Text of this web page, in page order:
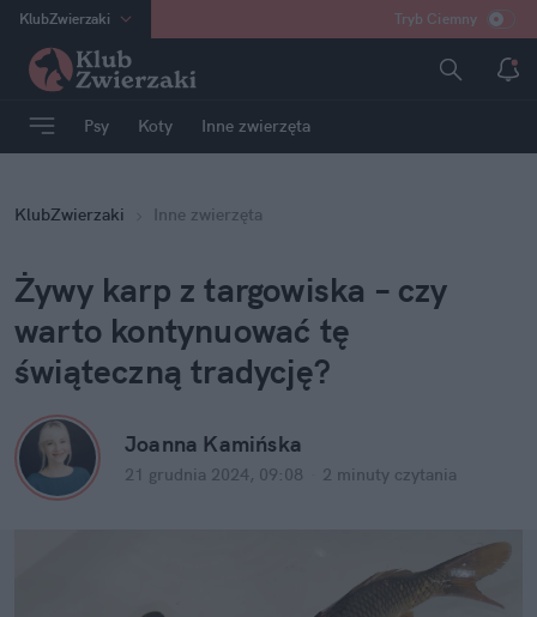
KlubZwierzaki
na:Temat
INN:Poland
ASZ:dziennik
dad :HERO
Tryb Ciemny
Psy Koty Inne zwierzęta
KlubZwierzaki Inne zwierzęta
Żywy karp z targowiska – czy
warto kontynuować tę
świąteczną tradycję?
Joanna Kamińska
21 grudnia 2024, 09:08 2 minuty czytania